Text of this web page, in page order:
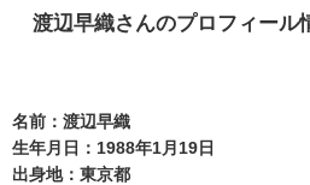
渡辺早織さんのプロフィール
名前：渡辺早織
生年月日：1988年1月19日
出身地：東京都